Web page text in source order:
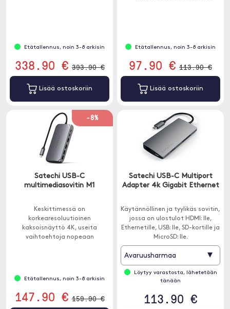
Etätallennus, noin 3-8 arkisin
338.90 € 393.90 €
Lisää ostoskoriin
Etätallennus, noin 3-8 arkisin
97.90 € 113.90 €
Lisää ostoskoriin
-8%
Satechi USB-C
multimediasovitin M1
Keskittimessä on
korkearesoluutioinen
kaksoisnäyttö 4K, useita
vaihtoehtoja nopeaan
Etätallennus, noin 3-8 arkisin
147.90 € 159.90 €
Satechi USB-C Multiport
Adapter 4k Gigabit Ethernet
Käytännöllinen ja tyylikäs sovitin,
jossa on ulostulot HDMI: lle,
Ethernetille, USB: lle, SD-kortille ja
MicroSD: lle.
Avaruusharmaa ▾
Löytyy varastosta, lähetetään
tänään
113.90 €